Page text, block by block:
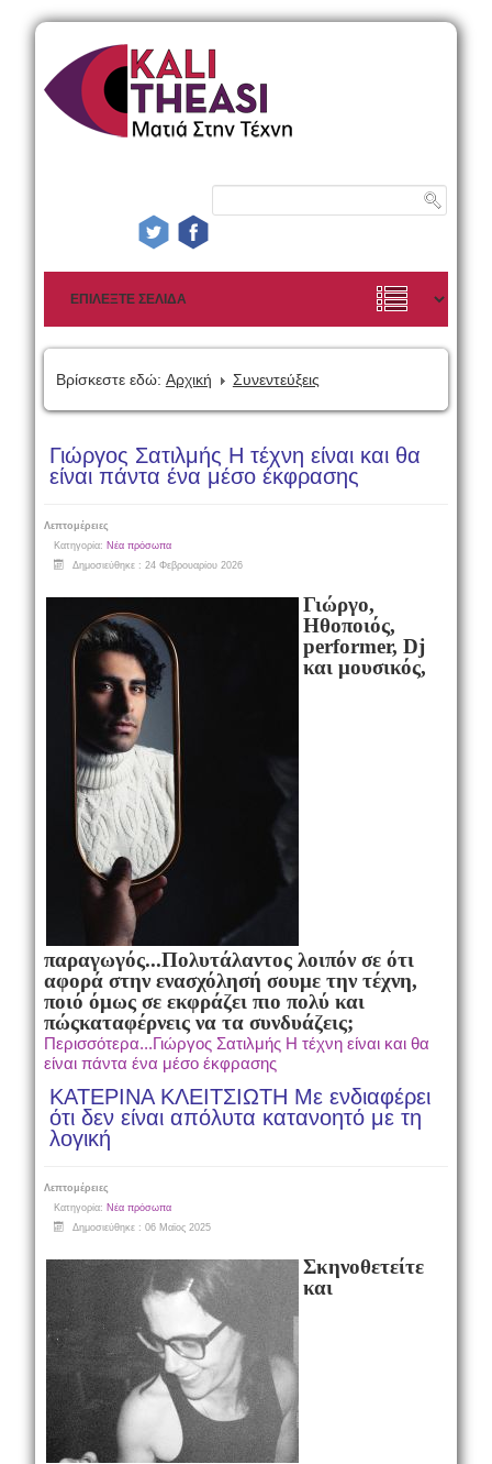
Βρίσκεστε εδώ: Αρχική Συνεντεύξεις
Γιώργος Σατιλμής Η τέχνη είναι και θα
είναι πάντα ένα μέσο έκφρασης
Λεπτομέρειες
Κατηγορία: Νέα πρόσωπα
Δημοσιεύθηκε : 24 Φεβρουαρίου 2026
Γιώργο,
Ηθοποιός,
performer, Dj
και μουσικός,
παραγωγός...Πολυτάλαντος λοιπόν σε ότι
αφορά στην ενασχόλησή σουμε την τέχνη,
ποιό όμως σε εκφράζει πιο πολύ και
πώςκαταφέρνεις να τα συνδυάζεις;
Περισσότερα...Γιώργος Σατιλμής Η τέχνη είναι και θα
είναι πάντα ένα μέσο έκφρασης
ΚΑΤΕΡΙΝΑ ΚΛΕΙΤΣΙΩΤΗ Με ενδιαφέρει
ότι δεν είναι απόλυτα κατανοητό με τη
λογική
Λεπτομέρειες
Κατηγορία: Νέα πρόσωπα
Δημοσιεύθηκε : 06 Μαϊος 2025
Σκηνοθετείτε
και